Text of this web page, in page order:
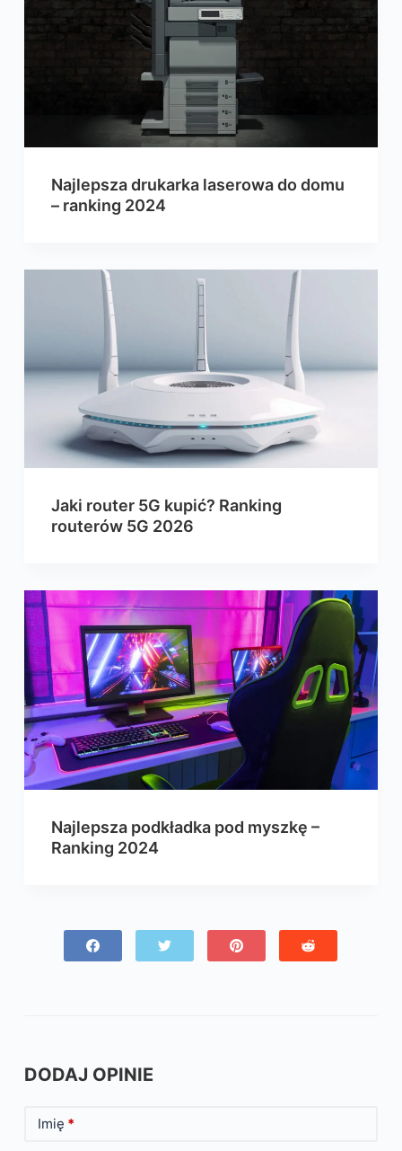
Najlepsza drukarka laserowa do domu
– ranking 2024
Jaki router 5G kupić? Ranking
routerów 5G 2026
Najlepsza podkładka pod myszkę –
Ranking 2024
DODAJ OPINIE
Imię *